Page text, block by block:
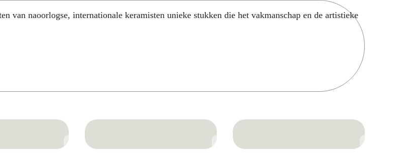
van naoorlogse, internationale keramisten unieke stukken die het vakmanschap en de artistieke